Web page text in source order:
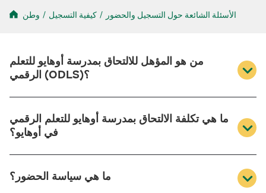
وطن / كيفية التسجيل / الأسئلة الشائعة حول التسجيل والحضور
من هو المؤهل للالتحاق بمدرسة أوهايو للتعلم
الرقمي (ODLS)؟
أوهايو وتتراوح أعمارهم بين 14 و 21 عامًا للالتحاق
ما هي تكلفة الالتحاق بمدرسة أوهايو للتعلم الرقمي
في أوهايو؟
من 9 إلى 12 للتسجيل في مدرسة أوهايو للتعلم الرقمي أو
ما هي سياسة الحضور؟